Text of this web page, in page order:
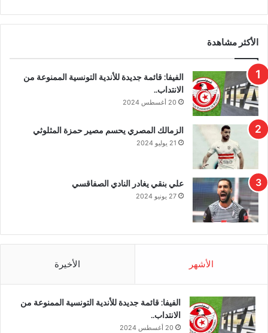
الأكثر مشاهدة
الفيفا: قائمة جديدة للأندية التونسية الممنوعة من
الانتداب..
20 أغسطس 2024
الزمالك المصري يحسم مصير حمزة المثلوثي
21 يوليو 2024
علي بنقي يغادر النادي الصفاقسي
27 يونيو 2024
الأشهر الأخيرة
الفيفا: قائمة جديدة للأندية التونسية الممنوعة من
الانتداب..
20 أغسطس 2024